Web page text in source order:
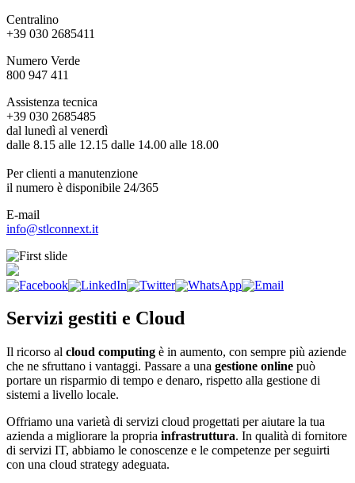
Centralino
+39 030 2685411
Numero Verde
800 947 411
Assistenza tecnica
+39 030 2685485
dal lunedì al venerdì
dalle 8.15 alle 12.15 dalle 14.00 alle 18.00
Per clienti a manutenzione
il numero è disponibile 24/365
E-mail
info@stlconnext.it
Servizi gestiti e Cloud
Il ricorso al cloud computing è in aumento, con sempre più aziende
che ne sfruttano i vantaggi. Passare a una gestione online può
portare un risparmio di tempo e denaro, rispetto alla gestione di
sistemi a livello locale.
Offriamo una varietà di servizi cloud progettati per aiutare la tua
azienda a migliorare la propria infrastruttura. In qualità di fornitore
di servizi IT, abbiamo le conoscenze e le competenze per seguirti
con una cloud strategy adeguata.